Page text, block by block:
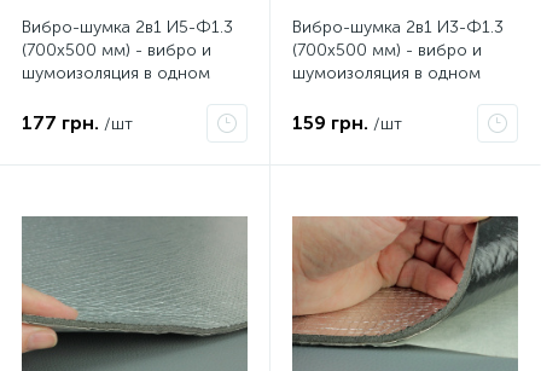
Вибро-шумка 2в1 И5-Ф1.3
(700х500 мм) - вибро и
шумоизоляция в одном
177 грн. /шт
Вибро-шумка 2в1 И3-Ф1.3
(700х500 мм) - вибро и
шумоизоляция в одном
159 грн. /шт